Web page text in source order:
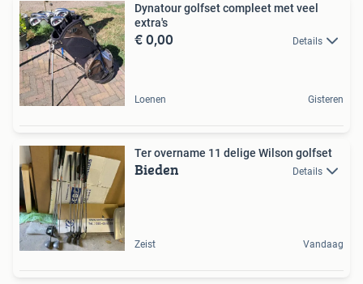
Dynatour golfset compleet met veel
extra's
€ 0,00 Details
Loenen Gisteren
Ter overname 11 delige Wilson golfset
Bieden Details
Zeist Vandaag